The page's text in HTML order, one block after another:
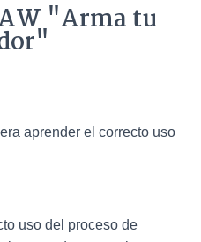
"Arma tu
aprender el correcto uso
uso del proceso de